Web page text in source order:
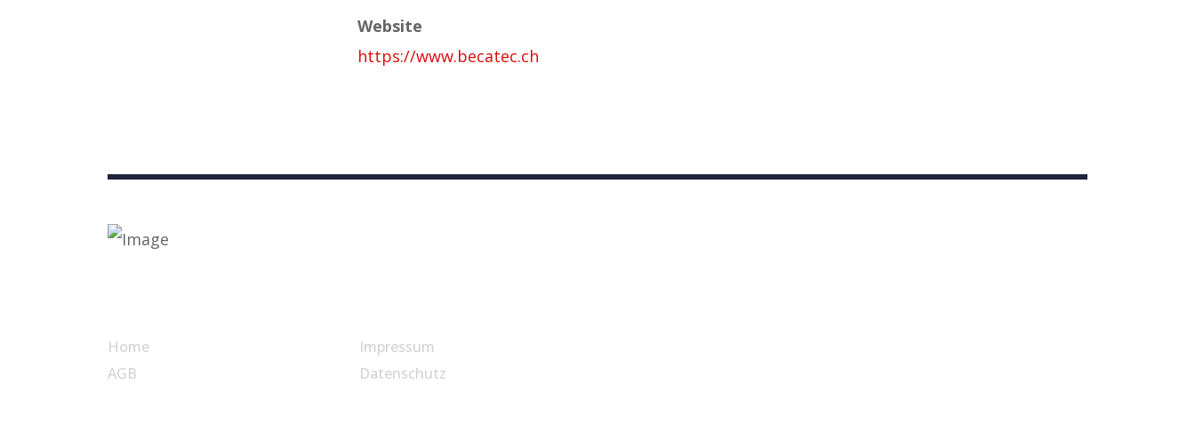
Website
https://www.becatec.ch
Home
AGB
Impressum
Datenschutz